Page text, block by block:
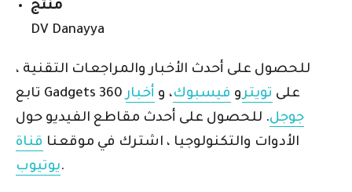
منتج
DV Danayya
للحصول على أحدث الأخبار والمراجعات التقنية ،
تابع Gadgets 360 على تويترو فيسبوك، و أخبار
جوجل. للحصول على أحدث مقاطع الفيديو حول
الأدوات والتكنولوجيا ، اشترك في موقعنا قناة
يوتيوب.